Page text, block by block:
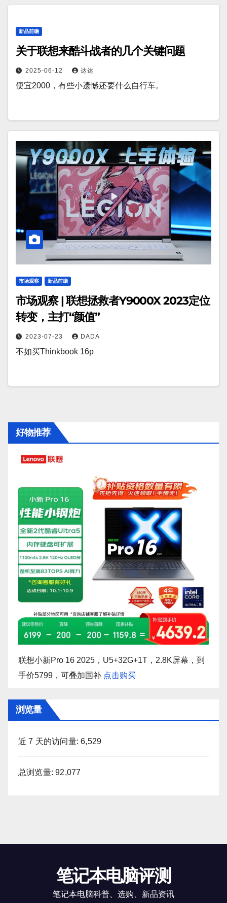
新品前瞻
关于联想来酷斗战者的几个关键问题
2025-06-12 达达
便宜2000，有些小遗憾还要什么自行车。
市场观察 新品前瞻
市场观察 | 联想拯救者Y9000X 2023定位
转变，主打“颜值”
2023-07-23 DADA
不如买Thinkbook 16p
好物推荐
联想小新Pro 16 2025，U5+32G+1T，2.8K屏幕，到
手价5799，可叠加国补 点击购买
浏览量
近 7 天的访问量:6,529
总浏览量:92,077
笔记本电脑评测
笔记本电脑科普、选购、新品资讯